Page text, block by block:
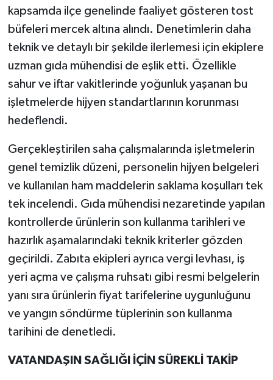
kapsamda ilçe genelinde faaliyet gösteren tost
büfeleri mercek altına alındı. Denetimlerin daha
teknik ve detaylı bir şekilde ilerlemesi için ekiplere
uzman gıda mühendisi de eşlik etti. Özellikle
sahur ve iftar vakitlerinde yoğunluk yaşanan bu
işletmelerde hijyen standartlarının korunması
hedeflendi.
Gerçekleştirilen saha çalışmalarında işletmelerin
genel temizlik düzeni, personelin hijyen belgeleri
ve kullanılan ham maddelerin saklama koşulları tek
tek incelendi. Gıda mühendisi nezaretinde yapılan
kontrollerde ürünlerin son kullanma tarihleri ve
hazırlık aşamalarındaki teknik kriterler gözden
geçirildi. Zabıta ekipleri ayrıca vergi levhası, iş
yeri açma ve çalışma ruhsatı gibi resmi belgelerin
yanı sıra ürünlerin fiyat tarifelerine uygunluğunu
ve yangın söndürme tüplerinin son kullanma
tarihini de denetledi.
VATANDAŞIN SAĞLIĞI İÇİN SÜREKLİ TAKİP